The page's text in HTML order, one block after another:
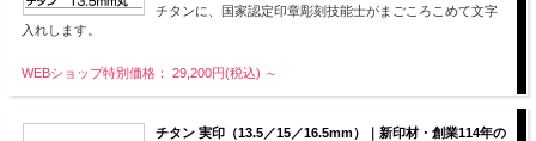
チタンに、国家認定印章彫刻技能士がまごころこめて文字
入れします。
WEBショップ特別価格： 29,200円(税込) ～
チタン 実印（13.5／15／16.5mm）｜新印材・創業114年の